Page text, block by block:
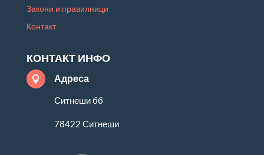
Закони и правилници
Контакт
КОНТАКТ ИНФО
 Адреса
Ситнеши бб
78422 Ситнеши